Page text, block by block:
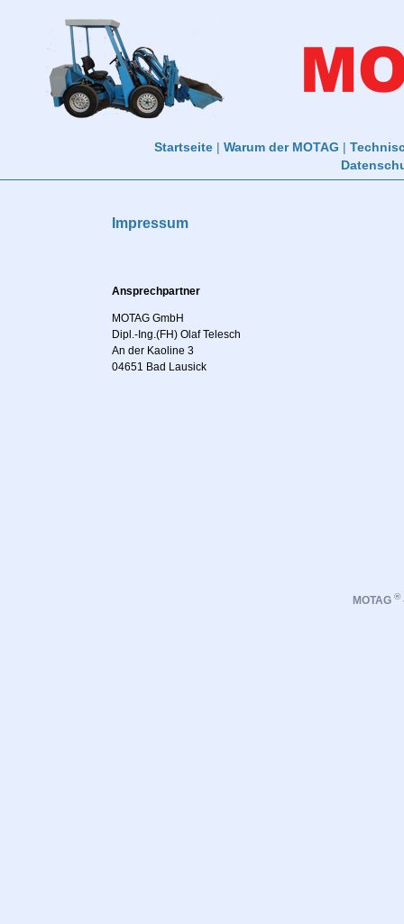
Startseite |Warum der MOTAG |
Impressum
Ansprechpartner
MOTAG GmbH
Dipl.-Ing.(FH) Olaf Telesch
An der Kaoline 3
04651 Bad Lausick
MOTAG ®